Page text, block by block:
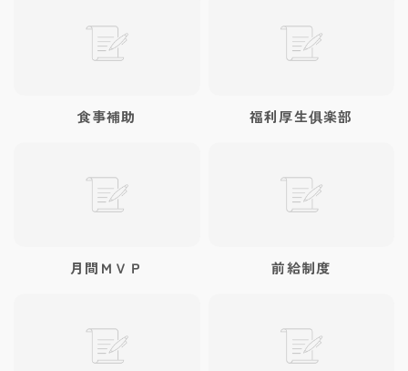
食事補助 福利厚生俱楽部
月間ＭＶＰ 前給制度